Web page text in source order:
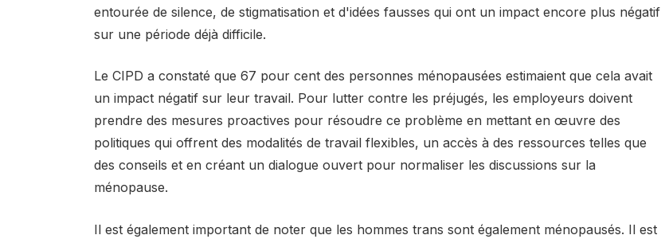
entourée de silence, de stigmatisation et d'idées fausses qui ont un impact encore plus négatif
sur une période déjà difficile.
Le CIPD a constaté que 67 pour cent des personnes ménopausées estimaient que cela avait
un impact négatif sur leur travail. Pour lutter contre les préjugés, les employeurs doivent
prendre des mesures proactives pour résoudre ce problème en mettant en œuvre des
politiques qui offrent des modalités de travail flexibles, un accès à des ressources telles que
des conseils et en créant un dialogue ouvert pour normaliser les discussions sur la
ménopause.
Il est également important de noter que les hommes trans sont également ménopausés. Il est